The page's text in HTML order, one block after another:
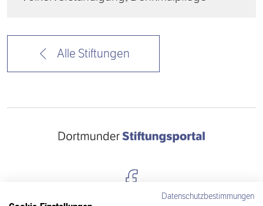
Alle Stiftungen
Datenschutzbestimmungen